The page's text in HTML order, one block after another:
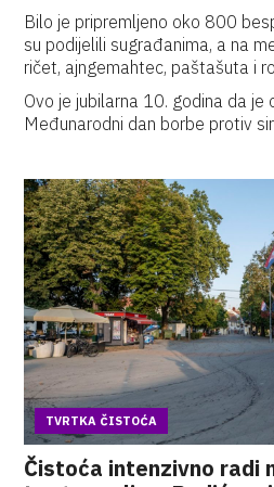
Bilo je pripremljeno oko 800
su podijelili sugrađanima, a na
ričet, ajngemahtec, paštašuta i
Ovo je jubilarna 10. godina da je
Međunarodni dan borbe protiv
TVRTKA ČISTOĆA
Čistoća intenzivno radi